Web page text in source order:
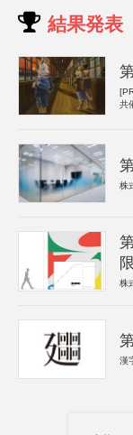
結果発表
共
株
株
漢